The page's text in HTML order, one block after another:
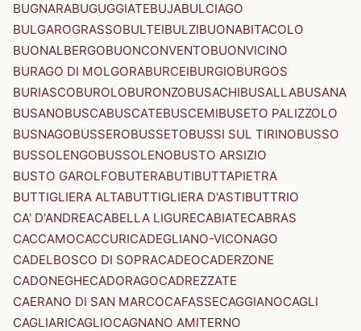
BUGNARABUGUGGIATEBUJABULCIAGO
BULGAROGRASSOBULTEIBULZIBUONABITACOLO
BUONALBERGOBUONCONVENTOBUONVICINO
BURAGO DI MOLGORABURCEIBURGIOBURGOS
BURIASCOBUROLOBURONZOBUSACHIBUSALLABUSANA
BUSANOBUSCABUSCATEBUSCEMIBUSETO PALIZZOLO
BUSNAGOBUSSEROBUSSETOBUSSI SUL TIRINOBUSSO
BUSSOLENGOBUSSOLENOBUSTO ARSIZIO
BUSTO GAROLFOBUTERABUTIBUTTAPIETRA
BUTTIGLIERA ALTABUTTIGLIERA D'ASTIBUTTRIO
CA' D'ANDREACABELLA LIGURECABIATECABRAS
CACCAMOCACCURICADEGLIANO-VICONAGO
CADELBOSCO DI SOPRACADEOCADERZONE
CADONEGHECADORAGOCADREZZATE
CAERANO DI SAN MARCOCAFASSECAGGIANOCAGLI
CAGLIARICAGLIOCAGNANO AMITERNO